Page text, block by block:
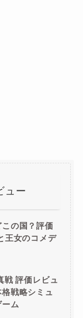
ュー
この国？評価
王女のコメデ
戦 評価レビュ
戦略シミュ
ム